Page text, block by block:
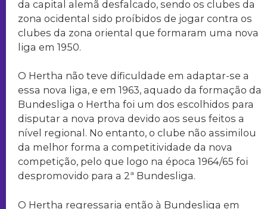
da capital alemã desfalcado, sendo os clubes da
zona ocidental sido proíbidos de jogar contra os
clubes da zona oriental que formaram uma nova
liga em 1950.
O Hertha não teve dificuldade em adaptar-se a
essa nova liga, e em 1963, aquado da formação da
Bundesliga o Hertha foi um dos escolhidos para
disputar a nova prova devido aos seus feitos a
nível regional. No entanto, o clube não assimilou
da melhor forma a competitividade da nova
competição, pelo que logo na época 1964/65 foi
despromovido para a 2ª Bundesliga.
O Hertha regressaria então à Bundesliga em